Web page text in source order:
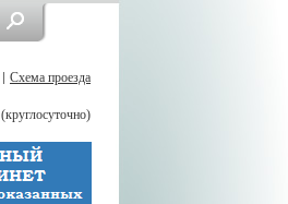
Схема проезда
(круглосуточно)